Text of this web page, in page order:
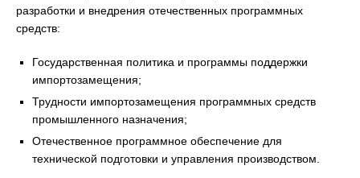
разработки и внедрения отечественных программных
средств:
Государственная политика и программы поддержки
импортозамещения;
Трудности импортозамещения программных средств
промышленного назначения;
Отечественное программное обеспечение для
технической подготовки и управления производством.